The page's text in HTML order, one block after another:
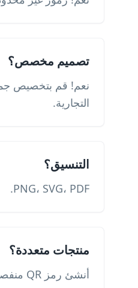
تصميم مخصص؟
نعم! قم بتخصيص
التجارية.
التنسيق؟
PNG، SVG، PDF.
منتجات متعددة؟
أنشئ رمز QR منفصلاً لكل منتج.